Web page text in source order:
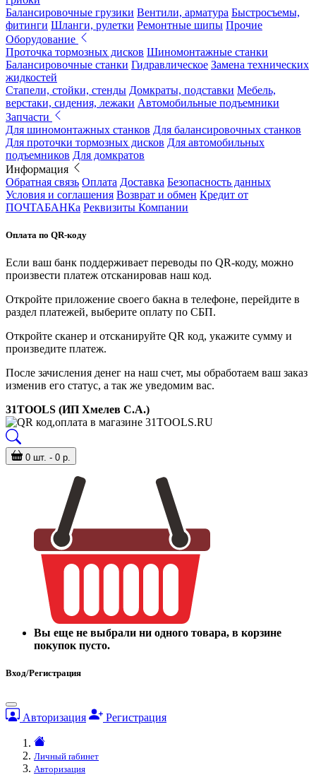
Балансировочные грузики Вентили, арматура Быстросъемы,
фитинги Шланги, рулетки Ремонтные шипы Прочие
Оборудование
Проточка тормозных дисков Шиномонтажные станки
Балансировочные станки Гидравлическое Замена технических
жидкостей
Стапели, стойки, стенды Домкраты, подставки Мебель,
верстаки, сидения, лежаки Автомобильные подъемники
Запчасти
Для шиномонтажных станков Для балансировочных станков
Для проточки тормозных дисков Для автомобильных
подъемников Для домкратов
Информация
Обратная связь Оплата Доставка Безопасность данных
Условия и соглашения Возврат и обмен Кредит от
ПОЧТАБАНКа Реквизиты Компании
Оплата по QR-коду
Если ваш банк поддерживает переводы по QR-коду, можно
произвести платеж отсканировав наш код.
Откройте приложение своего бакна в телефоне, перейдите в
раздел платежей, выберите оплату по СБП.
Откройте сканер и отсканируйте QR код, укажите сумму и
произведите платеж.
После зачисления денег на наш счет, мы обработаем ваш заказ
изменив его статус, а так же уведомим вас.
31TOOLS (ИП Хмелев С.А.)
0 шт. - 0 р.
Вы еще не выбрали ни одного товара, в корзине
покупок пусто.
Вход/Регистрация
Авторизация Регистрация
Личный rабинет
Авторизация